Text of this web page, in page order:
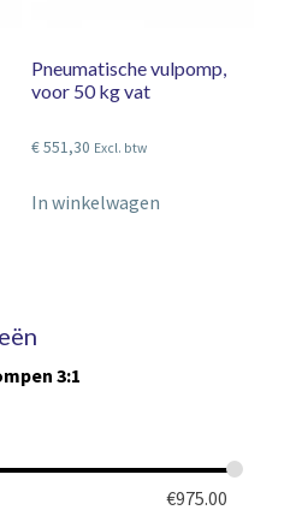
Pneumatische vulpomp,
voor 50 kg vat
€551,30 Excl. btw
In winkelwagen
3:1
€975.00